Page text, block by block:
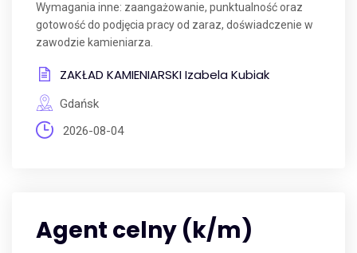
Wymagania inne: zaangażowanie, punktualność oraz
gotowość do podjęcia pracy od zaraz, doświadczenie w
zawodzie kamieniarza.
ZAKŁAD KAMIENIARSKI Izabela Kubiak
Gdańsk
2026-08-04
Agent celny (k/m)